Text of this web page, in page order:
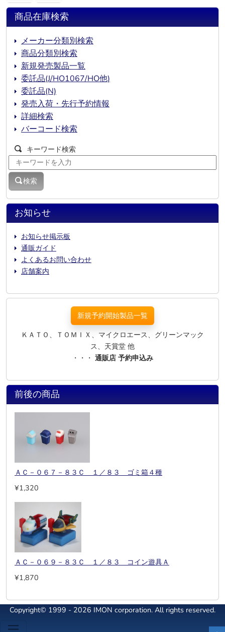
お知らせ
お知らせ掲示板
通販ガイド
よくあるお問い合わせ
店舗案内
商品在庫検索
メーカー分類別検索
商品分類別検索
新規発売製品一覧
委託品(J/HO1067/HO他)
委託品(N)
発売入荷・先行予約情報
詳細検索
バーコード検索
キーワード検索
検索
新規予約開始製品一覧
ＫＡＴＯ、ＴＯＭＩＸ、マイクロエース、グリーンマック
ス、天賞堂 他
・・・ 通販店 予約申込み
前後の商品
ＡＣ－０６７－８３Ｃ １／８３ ゴミ箱４種
¥1,320
ＡＣ－０６９－８３Ｃ １／８３ コイン遊具Ａ
¥1,870
Copyright© 1999 - 2026 IMON corporation. All rights reserved.